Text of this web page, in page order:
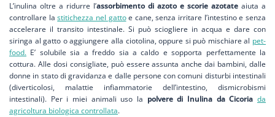
L’inulina oltre a ridurre l’assorbimento di azoto e scorie azotate aiuta a
controllare lastitichezza nel gattoe cane, senza irritare l’intestino e senza
accelerare il transito intestinale. Si può sciogliere in acqua e dare con
siringa al gatto o aggiungere alla ciotolina, oppure si può mischiare al pet-
food. E’ solubile sia a freddo sia a caldo e sopporta perfettamente la
cottura. Alle dosi consigliate, può essere assunta anche dai bambini, dalle
donne in stato di gravidanza e dalle persone con comuni disturbi intestinali
(diverticolosi, malattie infiammatorie dell’intestino, dismicrobismi
intestinali). Per i miei animali uso la polvere di Inulina da Cicoriada
agricoltura biologica controllata.